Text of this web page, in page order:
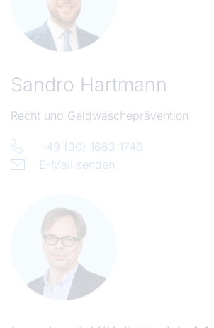
Sandro Hartmann
Recht und Geldwäscheprävention
+49 (30) 1663 1746
E-Mail senden